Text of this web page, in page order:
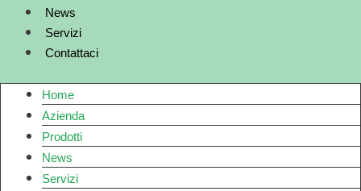
News
Servizi
Contattaci
Home
Azienda
Prodotti
News
Servizi